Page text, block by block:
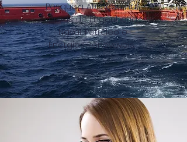
Pesquisa. Atuação nas
áreas de Engenharia
Naval, Petróleo e
Energias Renováveis.